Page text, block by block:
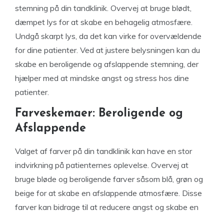
stemning på din tandklinik. Overvej at bruge blødt,
dæmpet lys for at skabe en behagelig atmosfære.
Undgå skarpt lys, da det kan virke for overvældende
for dine patienter. Ved at justere belysningen kan du
skabe en beroligende og afslappende stemning, der
hjælper med at mindske angst og stress hos dine
patienter.
Farveskemaer: Beroligende og
Afslappende
Valget af farver på din tandklinik kan have en stor
indvirkning på patienternes oplevelse. Overvej at
bruge bløde og beroligende farver såsom blå, grøn og
beige for at skabe en afslappende atmosfære. Disse
farver kan bidrage til at reducere angst og skabe en